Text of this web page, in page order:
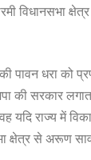
विधानसभा
पावन धरा को
की सरकार
यदि राज्य में
क्षेत्र से अरूण